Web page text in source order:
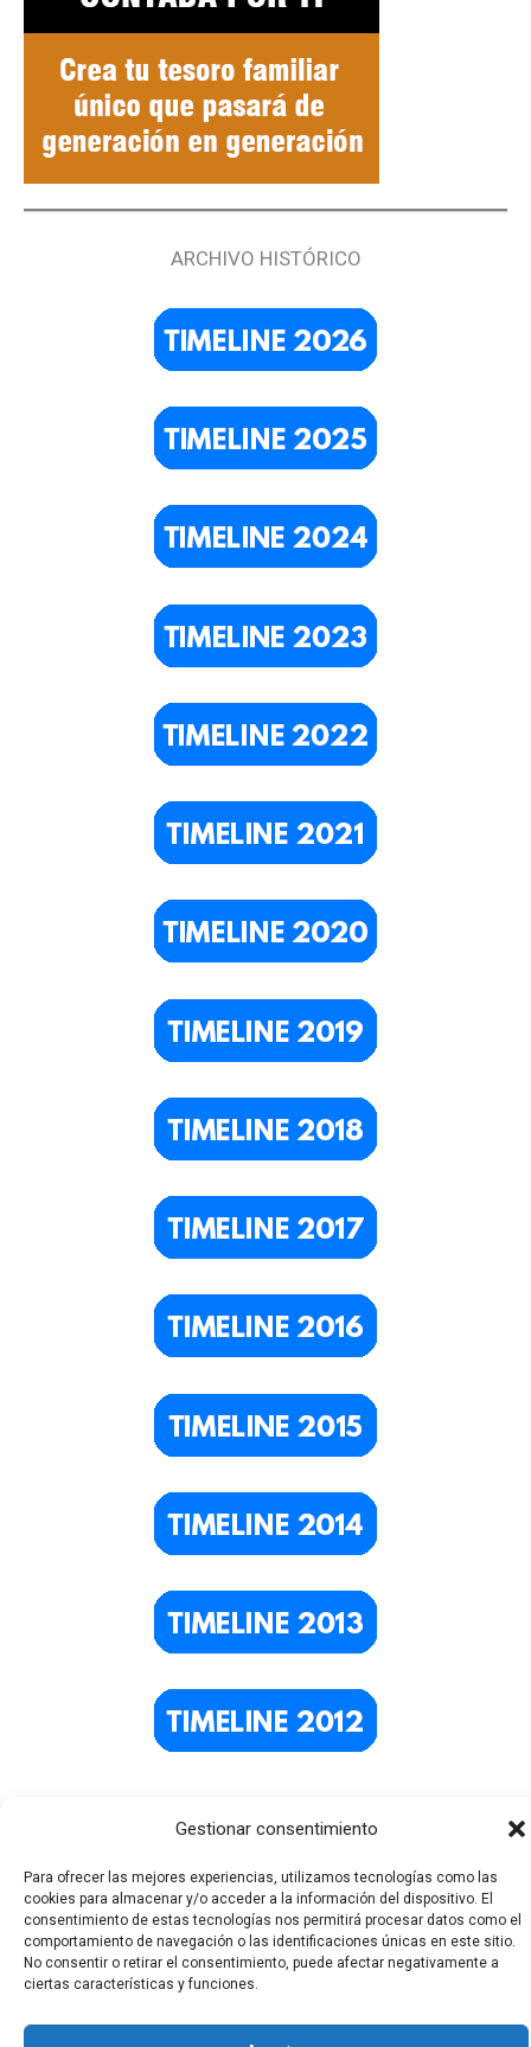
Gestionar consentimiento
Para ofrecer las mejores experiencias, utilizamos tecnologías como las
cookies para almacenar y/o acceder a la información del dispositivo. El
consentimiento de estas tecnologías nos permitirá procesar datos como el
comportamiento de navegación o las identificaciones únicas en este sitio.
No consentir o retirar el consentimiento, puede afectar negativamente a
ciertas características y funciones.
ARCHIVO HISTÓRICO
Todos los derechos © 2026 El Funerario Digital | Funciona